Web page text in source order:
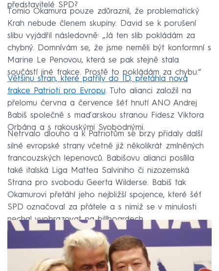
představitelé SPD?
Tomio Okamura pouze zdůraznil, že problematický
Krah nebude členem skupiny. David se k porušení
slibu vyjádřil následovně: „Já ten slib pokládám za
chybný. Domnívám se, že jsme neměli být konformní s
Marine Le Penovou, která se pak stejně stala
součástí jiné frakce. Prostě to pokládám za chybu.“
Většinu stran, které patřily do ID, přetáhla nová
frakce Patrioti pro Evropu. Tuto alianci založil na
přelomu června a července šéf hnutí ANO Andrej
Babiš společně s maďarskou stranou Fidesz Viktora
Orbána a s rakouskými Svobodnými.
Netrvalo dlouho a k Patriotům se brzy přidaly další
silné evropské strany včetně již několikrát zmíněných
francouzských lepenovců. Babišovu alianci posílila
také italská Liga Mattea Salviniho či nizozemská
Strana pro svobodu Geerta Wilderse. Babiš tak
Okamurovi přetáhl jeho nejbližší spojence, které šéf
SPD označoval za přátele a s nimiž se v minulosti
nechal vyobrazovat na billboardech.